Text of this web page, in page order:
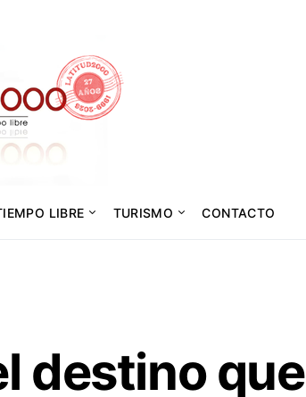
LIBRE TURISMO CONTACTO
destino que